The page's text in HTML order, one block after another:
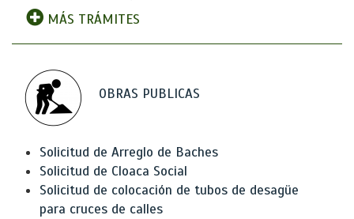
MÁS TRÁMITES
OBRAS PUBLICAS
Solicitud de Arreglo de Baches
Solicitud de Cloaca Social
Solicitud de colocación de tubos de desagüe
para cruces de calles